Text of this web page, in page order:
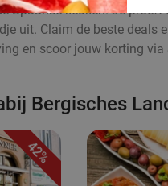
Spaanse keuken. Je
uit. Claim de beste
en scoor jouw korting via
Bergisches
42%